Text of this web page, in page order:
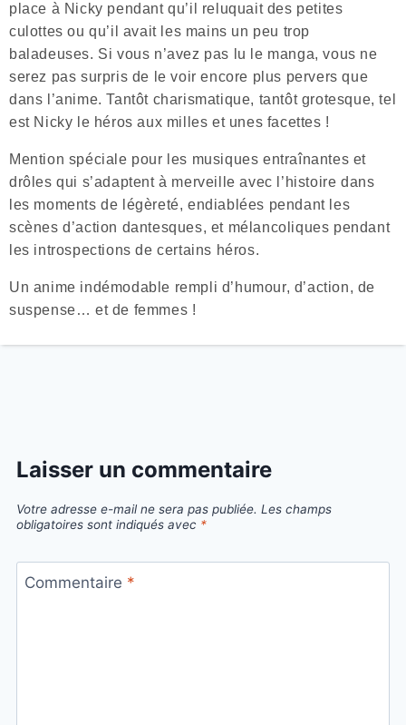
place à Nicky pendant qu’il reluquait des petites
culottes ou qu’il avait les mains un peu trop
baladeuses. Si vous n’avez pas lu le manga, vous ne
serez pas surpris de le voir encore plus pervers que
dans l’anime. Tantôt charismatique, tantôt grotesque, tel
est Nicky le héros aux milles et unes facettes !
Mention spéciale pour les musiques entraînantes et
drôles qui s’adaptent à merveille avec l’histoire dans
les moments de légèreté, endiablées pendant les
scènes d’action dantesques, et mélancoliques pendant
les introspections de certains héros.
Un anime indémodable rempli d’humour, d’action, de
suspense… et de femmes !
Laisser un commentaire
Votre adresse e-mail ne sera pas publiée. Les champs
obligatoires sont indiqués avec *
Commentaire *